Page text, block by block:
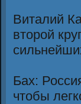
Виталий
второй
Бах:
чтобы